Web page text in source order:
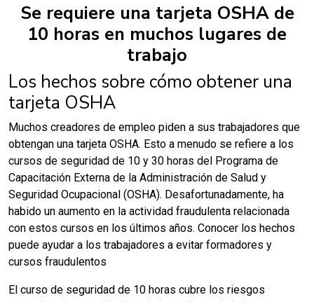
Se requiere una tarjeta OSHA de
10 horas en muchos lugares de
trabajo
Los hechos sobre cómo obtener una
tarjeta OSHA
Muchos creadores de empleo piden a sus trabajadores que
obtengan una tarjeta OSHA. Esto a menudo se refiere a los
cursos de seguridad de 10 y 30 horas del Programa de
Capacitación Externa de la Administración de Salud y
Seguridad Ocupacional (OSHA). Desafortunadamente, ha
habido un aumento en la actividad fraudulenta relacionada
con estos cursos en los últimos años. Conocer los hechos
puede ayudar a los trabajadores a evitar formadores y
cursos fraudulentos
El curso de seguridad de 10 horas cubre los riesgos